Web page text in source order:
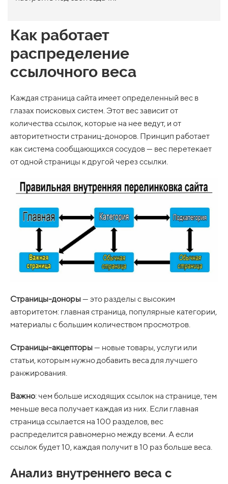
Как работает
распределение
ссылочного веса
Каждая страница сайта имеет определенный вес в
глазах поисковых систем. Этот вес зависит от
количества ссылок, которые на нее ведут, и от
авторитетности страниц-доноров. Принцип работает
как система сообщающихся сосудов — вес перетекает
от одной страницы к другой через ссылки.
Страницы-доноры— это разделы с высоким
авторитетом: главная страница, популярные категории,
материалы с большим количеством просмотров.
Страницы-акцепторы— новые товары, услуги или
статьи, которым нужно добавить веса для лучшего
ранжирования.
Важно: чем больше исходящих ссылок на странице, тем
меньше веса получает каждая из них. Если главная
страница ссылается на 100 разделов, вес
распределится равномерно между всеми. А если
ссылок будет 10, каждая получит в 10 раз больше веса.
Анализ внутреннего веса с